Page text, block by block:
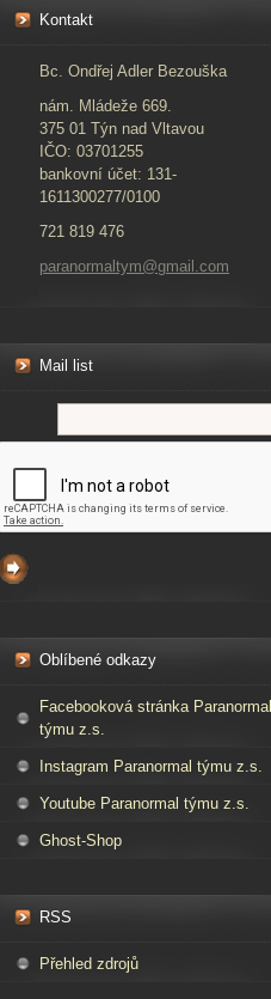
Kontakt
Bc. Ondřej Adler Bezouška
nám. Mládeže 669.
375 01 Týn nad Vltavou
IČO: 03701255
bankovní účet: 131-
1611300277/0100
721 819 476
paranormaltym@gmail.com
Mail list
Oblíbené odkazy
Facebooková stránka Paranormal
týmu z.s.
Instagram Paranormal týmu z.s.
Youtube Paranormal týmu z.s.
Ghost-Shop
RSS
Přehled zdrojů